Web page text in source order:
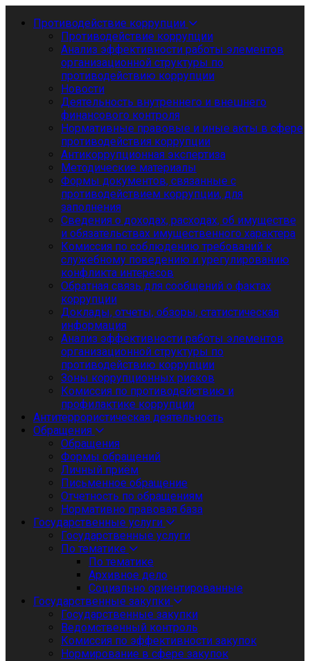
Противодействие коррупции
Противодействие коррупции
Анализ эффективности работы элементов
организационной структуры по
противодействию коррупции
Новости
Деятельность внутреннего и внешнего
финансового контроля
Нормативные правовые и иные акты в сфере
противодействия коррупции
Антикоррупционная экспертиза
Методические материалы
Формы документов, связанные с
противодействием коррупции, для
заполнения
Сведения о доходах, расходах, об имуществе
и обязательствах имущественного характера
Комиссия по соблюдению требований к
служебному поведению и урегулированию
конфликта интересов
Обратная связь для сообщений о фактах
коррупции
Доклады, отчеты, обзоры, статистическая
информация
Анализ эффективности работы элементов
организационной структуры по
противодействию коррупции
Зоны коррупционных рисков
Комиссия по противодействию и
профилактике коррупции
Антитеррористическая деятельность
Обращения
Обращения
Формы обращений
Личный приём
Письменное обращение
Отчетность по обращениям
Нормативно правовая база
Государственные услуги
Государственные услуги
По тематике
По тематике
Архивное дело
Социально ориентированные
Государственные закупки
Государственные закупки
Ведомственный контроль
Комиссия по эффективности закупок
Нормирование в сфере закупок